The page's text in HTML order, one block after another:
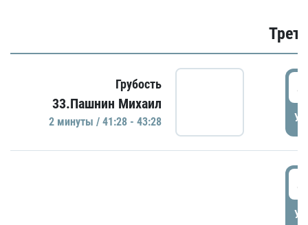
Грубость
33.Пашнин Михаил
2 минуты / 41:28 - 43:28